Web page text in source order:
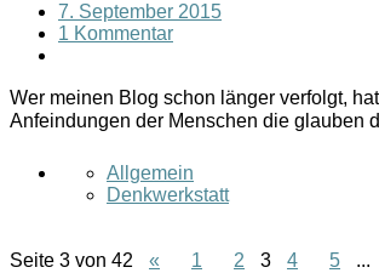
7. September 2015
1 Kommentar
Wer meinen Blog schon länger verfolgt,
Anfeindungen der Menschen die glauben
Allgemein
Denkwerkstatt
Seite 3 von 42 « 1 2 3 4 5 ...